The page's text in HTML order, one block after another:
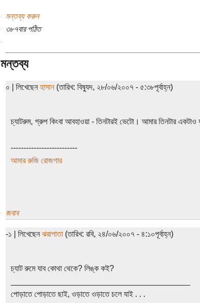
মন্তব্য করুন
৩৮৭বার পঠিত
মন্তব্য
০ | লিখেছেন হাসান(তারিখ: বিষ্যুদ, ২৮/০৬/২০০৭ - ৫:৩৮পূর্বাহ্ন)
চ্যাটরুম, গ্রুপ কিংবা আবহাওয়া - তিনটারই ভেটো। আমার তিনটার
--------------------------
আমার রুজি রোজগার
জবাব
-১ | লিখেছেন ঝরাপাতা(তারিখ: রবি, ২৪/০৬/২০০৭ - ৪:১০পূর্বাহ্ন)
চ্যাট রুমে যাব কোথা থেকে? লিঙ্ক কই?
পোড়াতে পোড়াতে ছাই, ওড়াতে ওড়াতে চলে যাই . . .